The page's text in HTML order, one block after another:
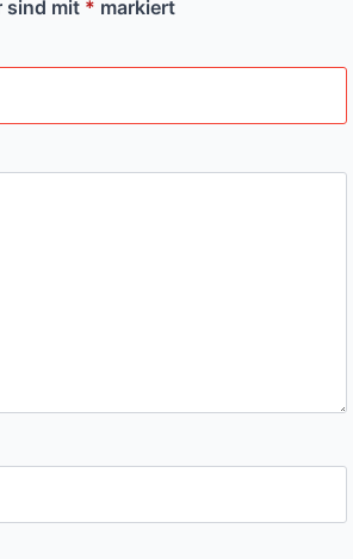
sind mit * markiert